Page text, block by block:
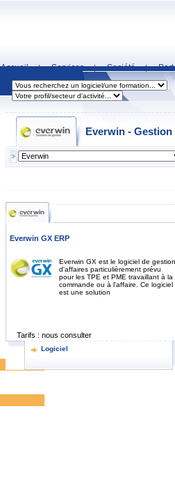
Accueil | Services | Société |
Everwin -
Everwin GX ERP
Everwin GX est le logiciel de gestion
d'affaires particulièrement prévu
pour les TPE et PME travaillant à la
commande ou à l'affaire. Ce logiciel
est une solution
Tarifs : nous consulter
Logiciel